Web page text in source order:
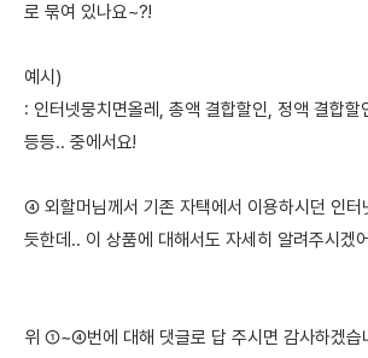
로 묶여 있나요~?!
예시)
: 인터넷뭉치면올레, 총액 결합할인, 정액 결합할
등등.. 중에서요!
④ 외할머님께서 기존 자택에서 이용하시던 인터
듯한데.. 이 상품에 대해서도 자세히 알려주시겠
위 ①~④번에 대해 댓글로 답 주시면 감사하겠습